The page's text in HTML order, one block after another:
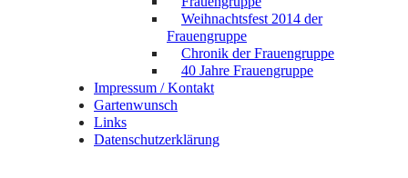
Weihnachtsfest 2014 der
Frauengruppe
Chronik der Frauengruppe
40 Jahre Frauengruppe
Impressum / Kontakt
Gartenwunsch
Links
Datenschutzerklärung